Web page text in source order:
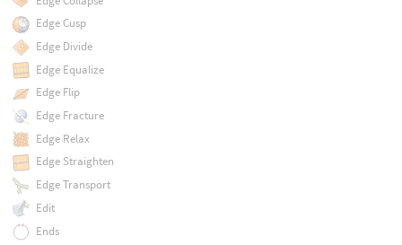
Edge Cusp
Edge Divide
Edge Equalize
Edge Flip
Edge Fracture
Edge Relax
Edge Straighten
Edge Transport
Edit
Ends